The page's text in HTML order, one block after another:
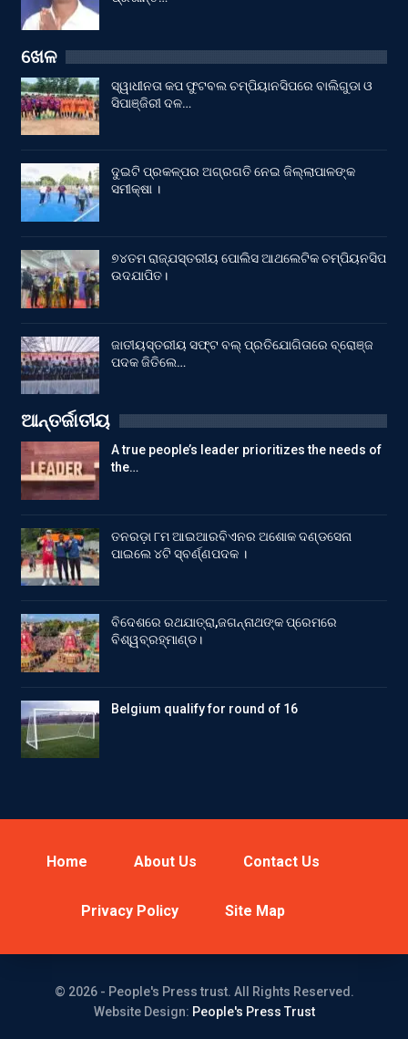
ଖେଳ
ସ୍ୱାଧୀନତା କପ ଫୁଟବଲ ଚମ୍ପିୟାନସିପରେ ବାଲିଗୁଡା ଓ
ସିପାଞ୍ଜିରୀ ଦଳ…
ଦୁଇଟି ପ୍ରକଳ୍ପର ଅଗ୍ରଗତି ନେଇ ଜିଲ୍ଲାପାଳଙ୍କ
ସମୀକ୍ଷା ।
୭୪ତମ ରାଜ୍ଯସ୍ତରୀୟ ପୋଲିସ ଆଥଲେଟିକ ଚମ୍ପିୟନସିପ
ଉଦଯାପିତ।
ଜାତୀୟସ୍ତରୀୟ ସଫ୍ଟ ବଲ୍ ପ୍ରତିଯୋଗିତାରେ ବ୍ରୋଞ୍ଜ
ପଦକ ଜିତିଲେ…
ଆନ୍ତର୍ଜାତୀୟ
A true people’s leader prioritizes the needs of
the…
ତନରଡ଼ା ୮ମ ଆଇଆରବିଏନର ଅଶୋକ ଦଣ୍ଡସେନା
ପାଇଲେ ୪ଟି ସ୍ବର୍ଣ୍ଣପଦକ ।
ବିଦେଶରେ ରଥଯାତ୍ରା,ଜଗନ୍ନାଥଙ୍କ ପ୍ରେମରେ
ବିଶ୍ୱବ୍ରହ୍ମାଣ୍ଡ।
Belgium qualify for round of 16
Home About Us Contact Us
Privacy Policy Site Map
© 2026 - People's Press trust. All Rights Reserved.
Website Design: People's Press Trust